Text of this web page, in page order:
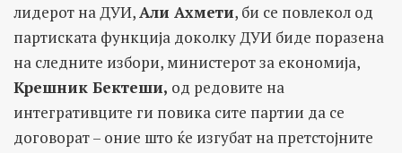
лидерот на ДУИ,Али Ахмети, би се повлекол од
партиската функција доколку ДУИ биде поразена
на следните избори, министерот за економија,
Крешник Бектеши, од редовите на
интегративците ги повика сите партии да се
договорат – оние што ќе изгубат на претстојните